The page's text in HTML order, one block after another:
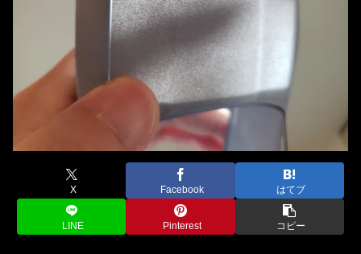
X Facebook はてブ
LINE Pinterest コピー